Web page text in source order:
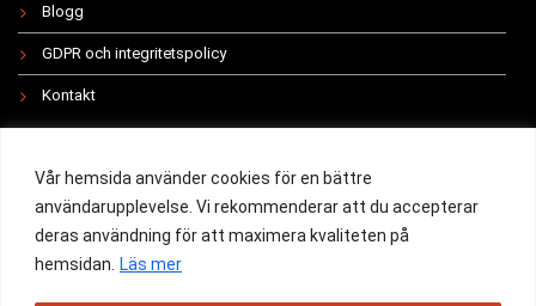
Vår hemsida använder cookies för en bättre
användarupplevelse. Vi rekommenderar att du accepterar
deras användning för att maximera kvaliteten på
hemsidan. Läs mer
Blogg
GDPR och integritetspolicy
Kontakt